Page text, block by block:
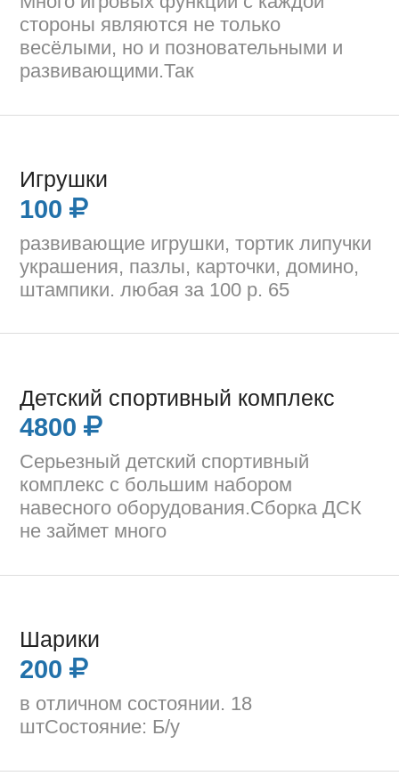
стороны являются не только
весёлыми, но и позновательными и
развивающими.Так
Игрушки
100
развивающие игрушки, тортик липучки
украшения, пазлы, карточки, домино,
штампики. любая за 100 р. 65
Детский спортивный комплекс
4800
Серьезный детский спортивный
комплекс с большим набором
навесного оборудования.Сборка ДСК
не займет много
Шарики
200
в отличном состоянии. 18
штСостояние: Б/у